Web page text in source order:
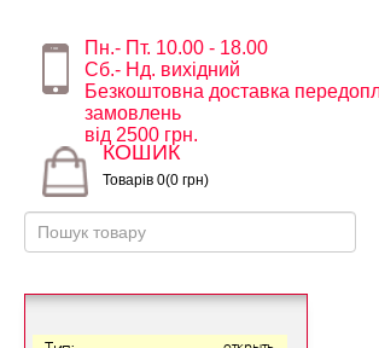
Пн.- Пт. 10.00 - 18.00
Сб.- Нд. вихідний
Безкоштовна доставка
замовлень
від 2500 грн.
КОШИК
Товарів 0(0 грн)